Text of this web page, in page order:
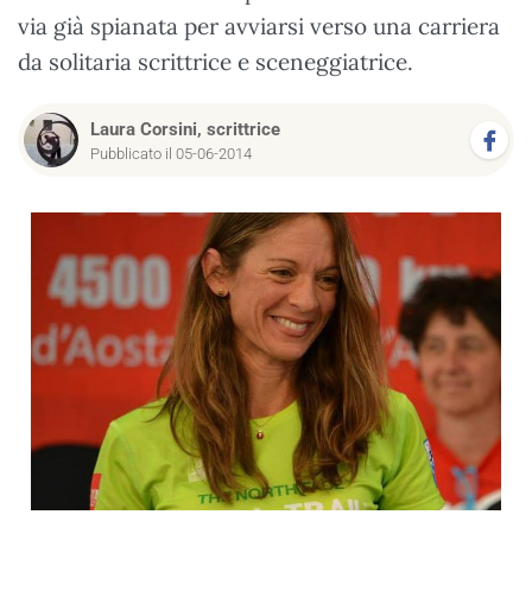
via già spianata per avviarsi verso una carriera
da solitaria scrittrice e sceneggiatrice.
Laura Corsini, scrittrice
Pubblicato il 05-06-2014